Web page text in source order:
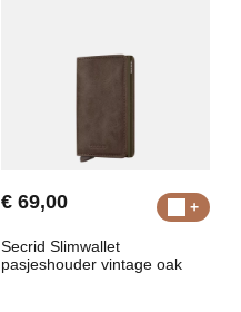
€ 69,00
Secrid Slimwallet
pasjeshouder vintage oak